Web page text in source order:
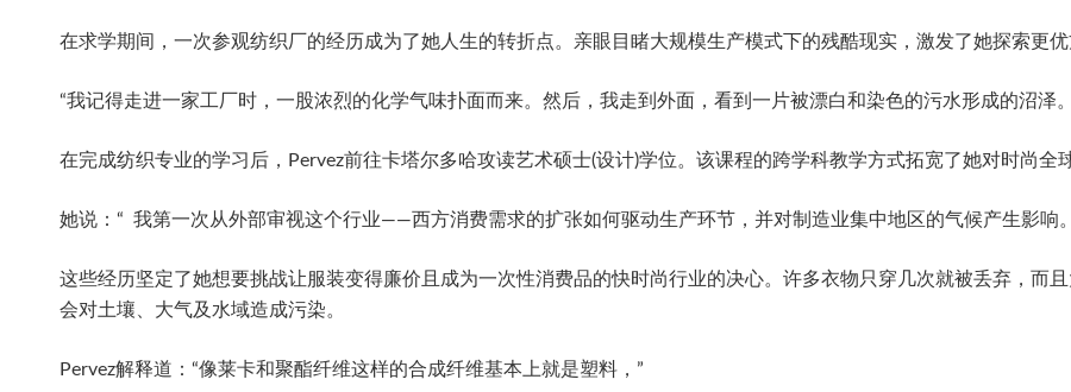
在求学期间，一次参观纺织厂的经历成为了她人生的转折点。亲眼目睹大规模生产模式下的残酷现实，激发了她探索更优
“我记得走进一家工厂时，一股浓烈的化学气味扑面而来。然后，我走到外面，看到一片被漂白和染色的污水形成的沼泽
在完成纺织专业的学习后，Pervez前往卡塔尔多哈攻读艺术硕士(设计)学位。该课程的跨学科教学方式拓宽了她对时尚全
她说：“ 我第一次从外部审视这个行业——西方消费需求的扩张如何驱动生产环节，并对制造业集中地区的气候产生影响
这些经历坚定了她想要挑战让服装变得廉价且成为一次性消费品的快时尚行业的决心。许多衣物只穿几次就被丢弃，而
会对土壤、大气及水域造成污染。
Pervez解释道：“像莱卡和聚酯纤维这样的合成纤维基本上就是塑料，”